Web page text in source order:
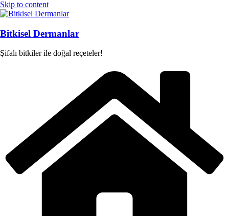
Skip to content
Bitkisel Dermanlar
Şifalı bitkiler ile doğal reçeteler!